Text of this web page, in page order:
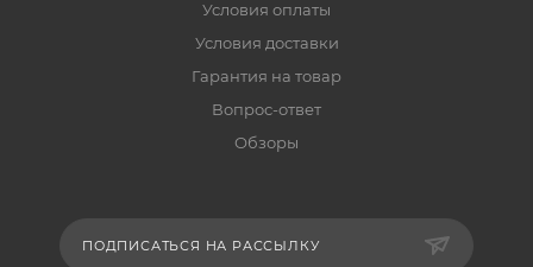
Условия оплаты
Условия доставки
Гарантия на товар
Вопрос-ответ
Обзоры
ПОДПИСАТЬСЯ НА РАССЫЛКУ